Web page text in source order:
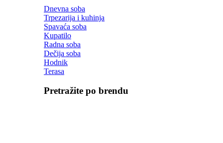
Dnevna soba
Trpezarija i kuhinja
Spavaća soba
Kupatilo
Radna soba
Dečija soba
Hodnik
Terasa
Pretražite po brendu